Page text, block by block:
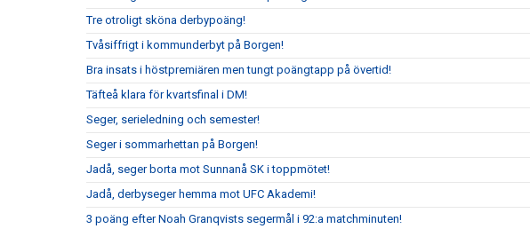
Tre otroligt sköna derbypoäng!
Tvåsiffrigt i kommunderbyt på Borgen!
Bra insats i höstpremiären men tungt poängtapp på övertid!
Täfteå klara för kvartsfinal i DM!
Seger, serieledning och semester!
Seger i sommarhettan på Borgen!
Jadå, seger borta mot Sunnanå SK i toppmötet!
Jadå, derbyseger hemma mot UFC Akademi!
3 poäng efter Noah Granqvists segermål i 92:a matchminuten!